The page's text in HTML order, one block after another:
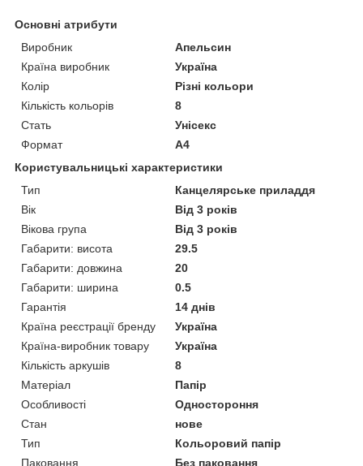
Основні атрибути
Виробник
Апельсин
Країна виробник
Україна
Колір
Різні кольори
Кількість кольорів
8
Стать
Унісекс
Формат
A4
Користувальницькі характеристики
Тип
Канцелярське приладдя
Вік
Від 3 років
Вікова група
Від 3 років
Габарити: висота
29.5
Габарити: довжина
20
Габарити: ширина
0.5
Гарантія
14 днів
Країна реєстрації бренду
Україна
Країна-виробник товару
Україна
Кількість аркушів
8
Матеріал
Папір
Особливості
Одностороння
Стан
нове
Тип
Кольоровий папір
Паковання
Без паковання